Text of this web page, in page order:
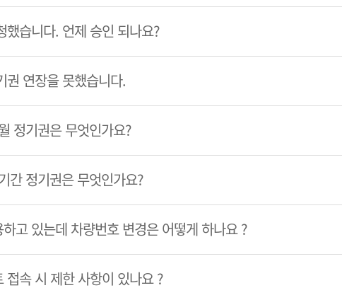
했습니다. 언제 승인 되나요?
권 연장을 못했습니다.
정기권은 무엇인가요?
간 정기권은 무엇인가요?
고 있는데 차량번호 변경은 어떻게 하나요 ?
접속 시 제한 사항이 있나요 ?